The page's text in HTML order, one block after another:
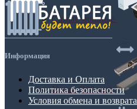
Самые мощные
Узкие (200 мм)
Информация
Доставка и Оплата
Политика безопасности
Условия обмена и возврата